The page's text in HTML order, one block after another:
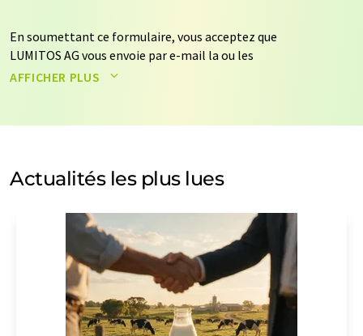
En soumettant ce formulaire, vous acceptez que
LUMITOS AG vous envoie par e-mail la ou les
newsletters sélectionnées ci-dessus. Vos données ne
protection des données. LUMITOS peut vous contacter
et d'opinion. Vous pouvez à tout moment révoquer
votre consentement sans indication de motifs à
Allemagne ou par e-mail à
revoke@lumitos.com
avec
effet pour l'avenir. De plus, chaque courriel contient un
lien pour se désabonner de la newsletter
correspondante.
AFFICHER PLUS
Actualités les plus lues